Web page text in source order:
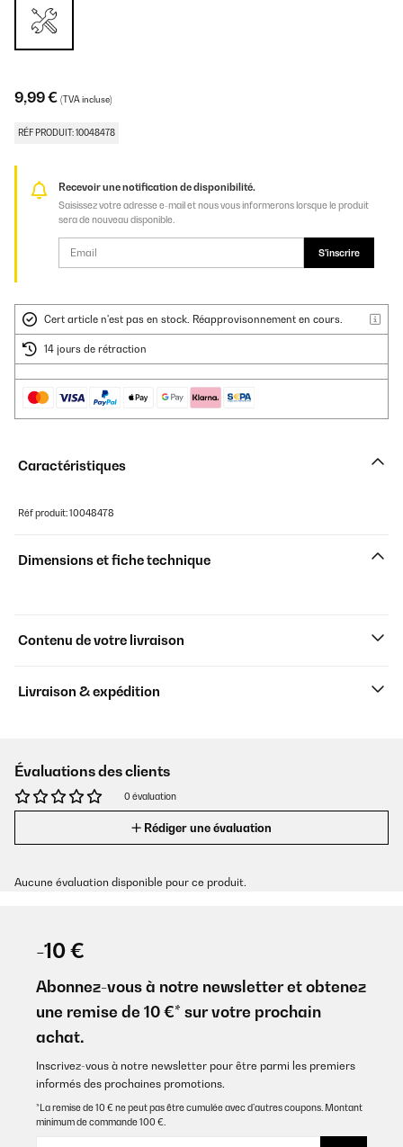
9,99 € (TVA incluse)
RÉF PRODUIT: 10048478
Recevoir une notification de disponibilité.
Saisissez votre adresse e-mail et nous vous informerons lorsque le produit
sera de nouveau disponible.
S'inscrire
Cert article n'est pas en stock. Réapprovisonnement en cours.
14 jours de rétraction
Caractéristiques
Réf produit: 10048478
Dimensions et fiche technique
Contenu de votre livraison
Livraison & expédition
Évaluations des clients
0 évaluation
Rédiger une évaluation
Aucune évaluation disponible pour ce produit.
-10 €
Abonnez-vous à notre newsletter et obtenez
une remise de 10 €* sur votre prochain
achat.
Inscrivez-vous à notre newsletter pour être parmi les premiers
informés des prochaines promotions.
*La remise de 10 € ne peut pas être cumulée avec d’autres coupons. Montant
minimum de commande 100 €.